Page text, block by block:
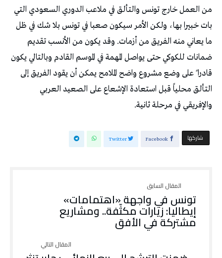
من العمل خارج تونس والتألق في ملاعب الدوري السعودي التي
بات خبيرا بها، ولكن الأمر سيكون صعبا في تونس بلا شك في ظل
ما يعاني منه الفريق من أزمات. وقد يكون من الأنسب تقديم
ضمانات للكوكي حتى يواصل المهمة في الموسم القادم وبالتالي يكون
قادرا ً على وضع مشروع واضح الملامح يمكن أن يقود الفريق إلى
التألق محلياً قبل استعادة الإشعاع على الصعيد العربي
والإفريقي في مرحلة ثانية.
‫‫ شاركها‬ Facebook
Twitter
تونس في واجهة «اهتمامات»
إيطاليا: زيارات مكثّفة.. ومشاريع
مشتركة في الأفق